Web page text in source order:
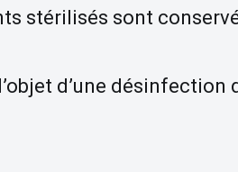
stérilisés sont
d’une désinfection